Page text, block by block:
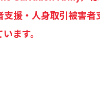
支援・人身取引被害
ます。